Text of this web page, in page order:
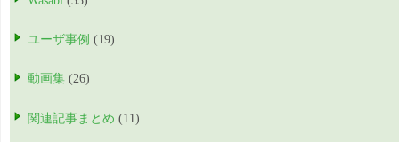
ユーザ事例 (19)
動画集 (26)
関連記事まとめ (11)